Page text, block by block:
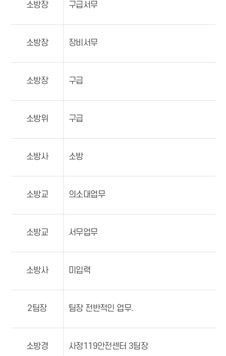
소방장 구급서무
소방장 장비서무
소방장 구급
소방위 구급
소방사 소방
소방교 의소대업무
소방교 서무업무
소방사 미입력
2팀장 팀장 전반적인 업무.
소방경 사정119안전센터 3팀장